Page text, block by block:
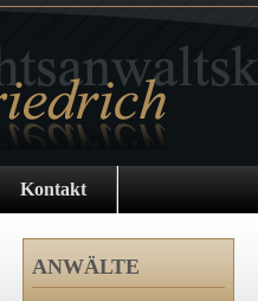
Kontakt
ANWÄLTE